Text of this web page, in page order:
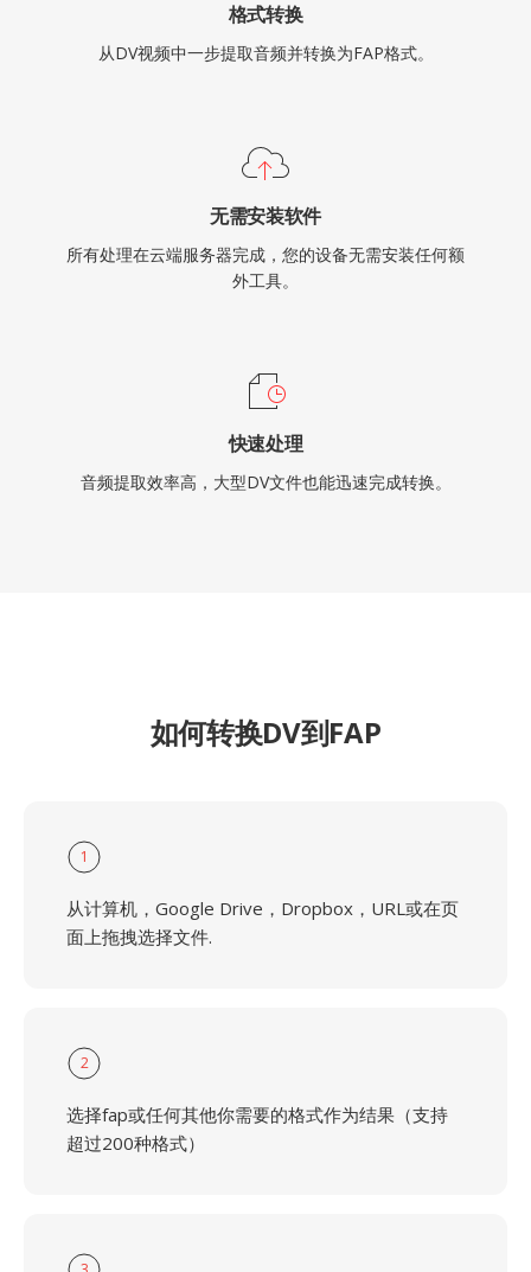
格式转换
从DV视频中一步提取音频并转换为FAP格式。
无需安装软件
所有处理在云端服务器完成，您的设备无需安装任何额
外工具。
快速处理
音频提取效率高，大型DV文件也能迅速完成转换。
如何转换DV到FAP
1
从计算机，Google Drive，Dropbox，URL或在页
面上拖拽选择文件.
2
选择fap或任何其他你需要的格式作为结果（支持
超过200种格式）